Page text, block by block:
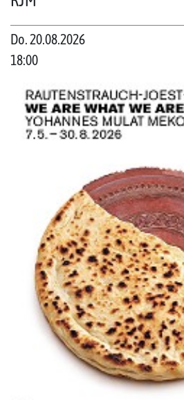
Do. 20.08.2026
18:00